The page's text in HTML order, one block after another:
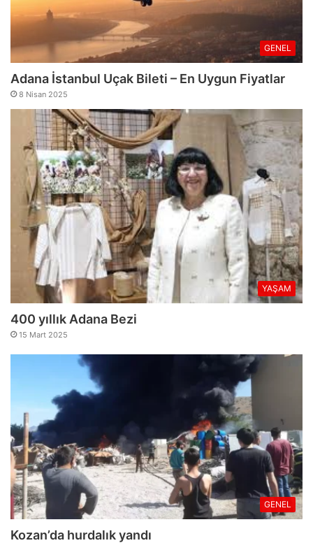
GENEL
Adana İstanbul Uçak Bileti – En Uygun Fiyatlar
8 Nisan 2025
YAŞAM
400 yıllık Adana Bezi
15 Mart 2025
GENEL
Kozan’da hurdalık yandı